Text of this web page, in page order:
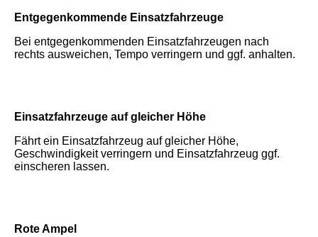
Entgegenkommende Einsatzfahrzeuge
Bei entgegenkommenden Einsatzfahrzeugen nach
rechts ausweichen, Tempo verringern und ggf. anhalten.
Einsatzfahrzeuge auf gleicher Höhe
Fährt ein Einsatzfahrzeug auf gleicher Höhe,
Geschwindigkeit verringern und Einsatzfahrzeug ggf.
einscheren lassen.
Rote Ampel